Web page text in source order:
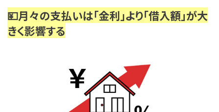
💴月々の支払いは「金利」より「借入額」が大
きく影響する